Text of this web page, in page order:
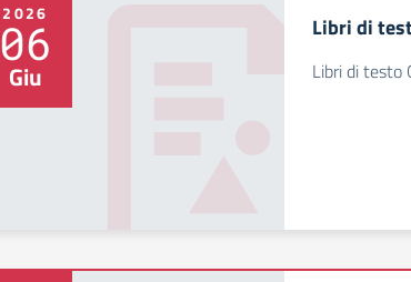
2026
06
Giu
Libri di
Libri di testo